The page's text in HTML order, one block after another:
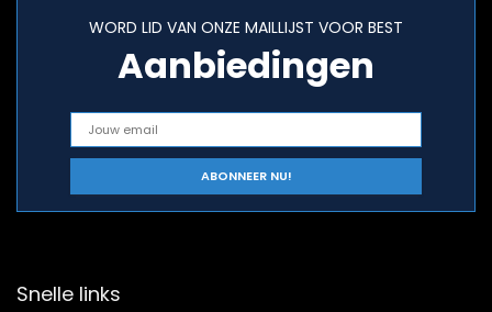
WORD LID VAN ONZE MAILLIJST VOOR BEST
Aanbiedingen
Snelle links